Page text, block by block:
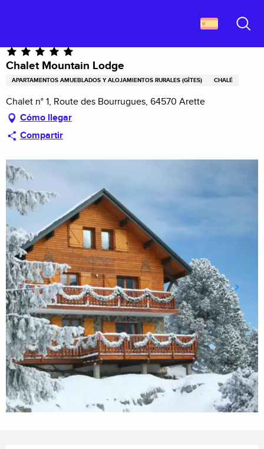
principal
Chalet Mountain Lodge
APARTAMENTOS AMUEBLADOS Y ALOJAMIENTOS RURALES (GÎTES) CHALÉ
Chalet n° 1, Route des Bourrugues, 64570 Arette
Cómo llegar
Compartir